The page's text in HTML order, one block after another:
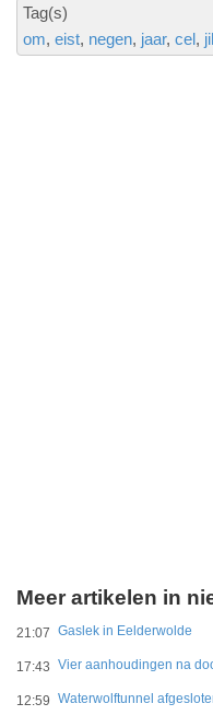
Tag(s)
om eist negen jaar cel
Meer artikelen in
21:07 Gaslek in Eelderwolde
17:43
12:59 Waterwolftunnel